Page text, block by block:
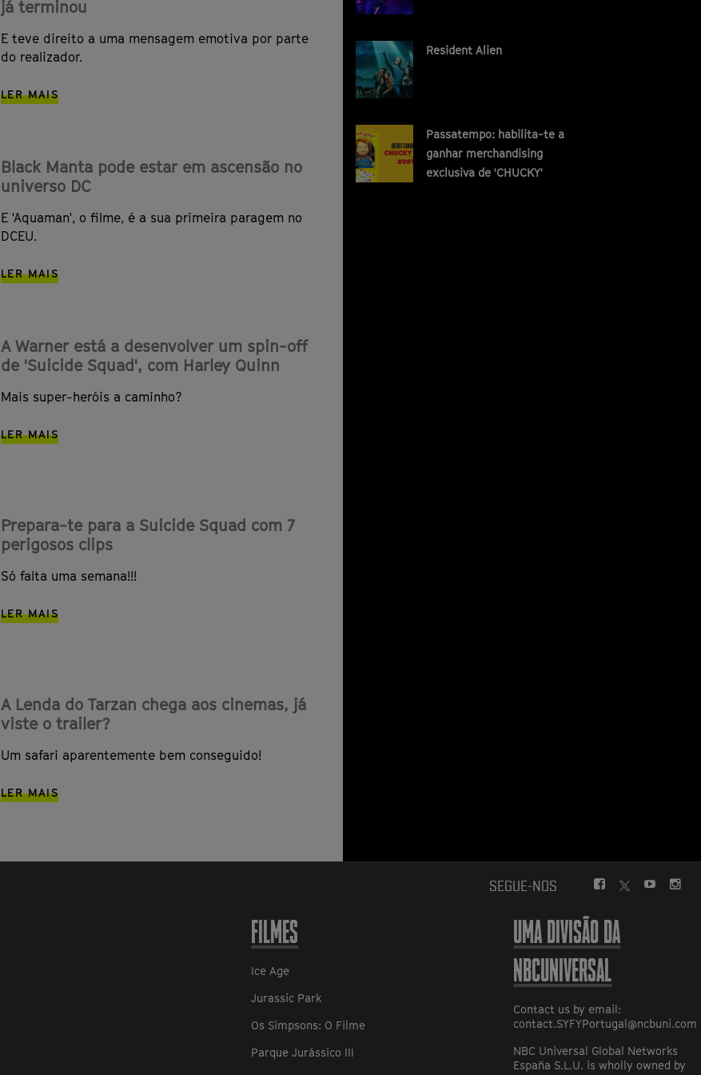
já terminou
E teve direito a uma mensagem emotiva por parte
do realizador.
LER MAIS
Black Manta pode estar em ascensão no
universo DC
E 'Aquaman', o filme, é a sua primeira paragem no
DCEU.
LER MAIS
A Warner está a desenvolver um spin-off
de 'Suicide Squad', com Harley Quinn
Mais super-heróis a caminho?
LER MAIS
Prepara-te para a Suicide Squad com 7
perigosos clips
Só falta uma semana!!!
LER MAIS
A Lenda do Tarzan chega aos cinemas, já
viste o trailer?
Um safari aparentemente bem conseguido!
LER MAIS
Resident Alien
Passatempo: habilita-te a
ganhar merchandising
exclusiva de 'CHUCKY'
SEGUE-NOS
FACEBOOK
YOUTUBE
FILMES
Ice Age
Jurassic Park
Os Simpsons: O Filme
Parque Jurássico III
UMA DIVISÃO DA
NBCUNIVERSAL
Contact us by email:
contact.SYFYPortugal@ncbuni.com
NBC Universal Global Networks
España S.L.U. is wholly owned by